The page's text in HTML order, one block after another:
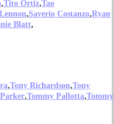
,Tito Ortiz,Tao
,Saverio Costanzo,Ryan
Blatt,
,Tony Richardson,Tony
,Tommy Pallotta,Tommy